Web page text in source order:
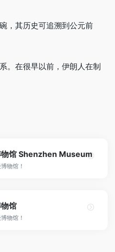
，其历史可追溯到公元前
。在很早以前，伊朗人在制
物馆 Shenzhen Museum
物馆！
馆
物馆！